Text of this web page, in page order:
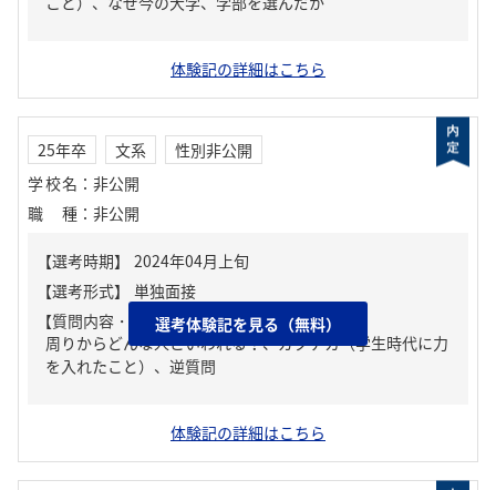
体験記の詳細はこちら
25年卒 文系
性別非公開
学校名 ： 非公開
職種 ： 非公開
【質問内容・課題】
周りからどんな人といわれる？、ガクチカ（学生時代に力
を入れたこと）、逆質問
選考体験記を見る（無料）
体験記の詳細はこちら